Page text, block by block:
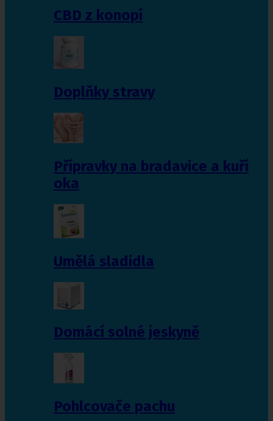
CBD z konopí
Doplňky stravy
Přípravky na bradavice a kuří
oka
Umělá sladidla
Domácí solné jeskyně
Pohlcovače pachu